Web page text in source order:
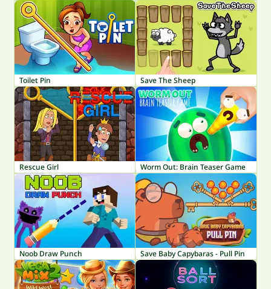
Toilet Pin Save The Sheep
Rescue Girl Worm Out: Brain Teaser Game
Noob Draw Punch Save Baby Capybaras - Pull Pin